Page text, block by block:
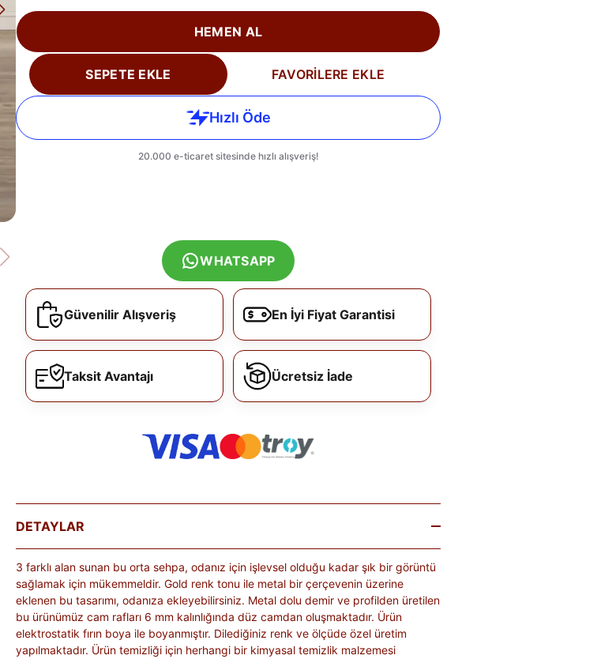
HEMEN AL
SEPETE EKLE FAVORİLERE EKLE
WHATSAPP
Güvenilir Alışveriş En İyi Fiyat Garantisi
Taksit Avantajı Ücretsiz İade
DETAYLAR
3 farklı alan sunan bu orta sehpa, odanız için işlevsel olduğu kadar şık bir görüntü
sağlamak için mükemmeldir. Gold renk tonu ile metal bir çerçevenin üzerine
eklenen bu tasarımı, odanıza ekleyebilirsiniz. Metal dolu demir ve profilden üretilen
bu ürünümüz cam rafları 6 mm kalınlığında düz camdan oluşmaktadır. Ürün
elektrostatik fırın boya ile boyanmıştır. Dilediğiniz renk ve ölçüde özel üretim
yapılmaktadır. Ürün temizliği için herhangi bir kimyasal temizlik malzemesi